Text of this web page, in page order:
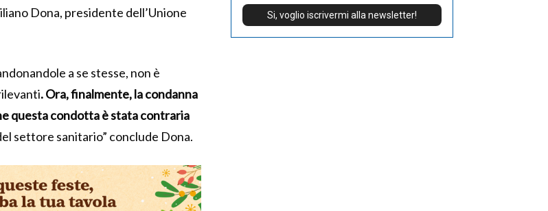
Dona, presidente dell’Unione
a se stesse, non è
. Ora, finalmente, la condanna
questa condotta è stata contraria
settore sanitario” conclude Dona.